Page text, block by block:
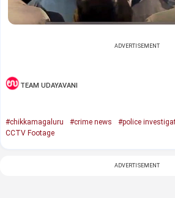
ADVERTISEMENT
TEAM UDAYAVANI
#chikkamagaluru #crime news #police
CCTV Footage
ADVERTISEMENT